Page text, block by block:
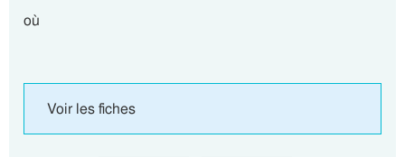
où
Voir les fiches